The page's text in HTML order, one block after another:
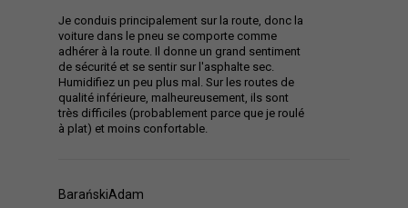
Je conduis principalement sur la route, donc la
voiture dans le pneu se comporte comme
adhérer à la route. Il donne un grand sentiment
de sécurité et se sentir sur l'asphalte sec.
Humidifiez un peu plus mal. Sur les routes de
qualité inférieure, malheureusement, ils sont
très difficiles (probablement parce que je roulé
à plat) et moins confortable.
BarańskiAdam